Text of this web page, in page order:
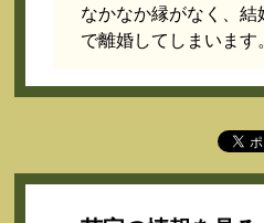
なかなか縁がなく、
で離婚してしまいます